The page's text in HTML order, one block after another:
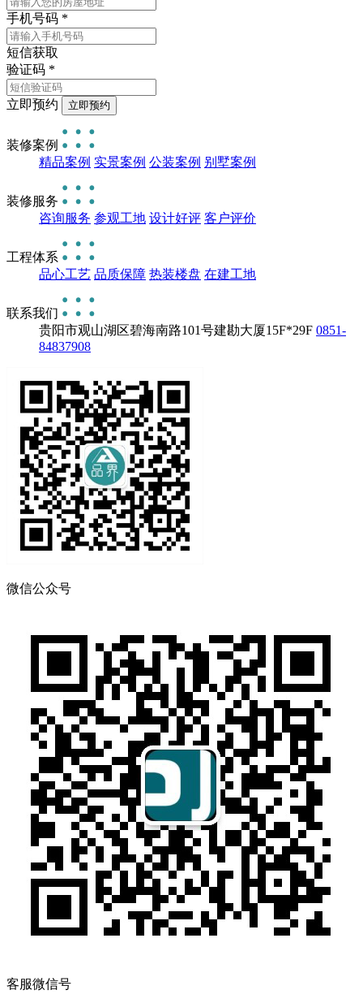
手机号码 *
短信获取
验证码 *
立即预约
装修案例
精品案例 实景案例 公装案例 别墅案例
装修服务
咨询服务 参观工地 设计好评 客户评价
工程体系
品心工艺 品质保障 热装楼盘 在建工地
联系我们
贵阳市观山湖区碧海南路101号建勘大厦15F*29F 0851-
84837908
微信公众号
客服微信号